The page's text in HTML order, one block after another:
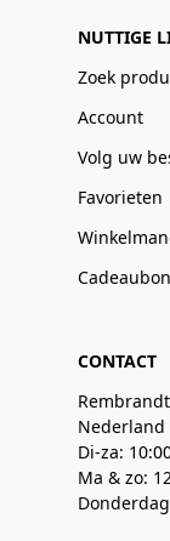
NUTTIGE
Zoek
Account
Volg uw
Favorieten
CONTACT
Nederland
Di-za:
Ma & zo: